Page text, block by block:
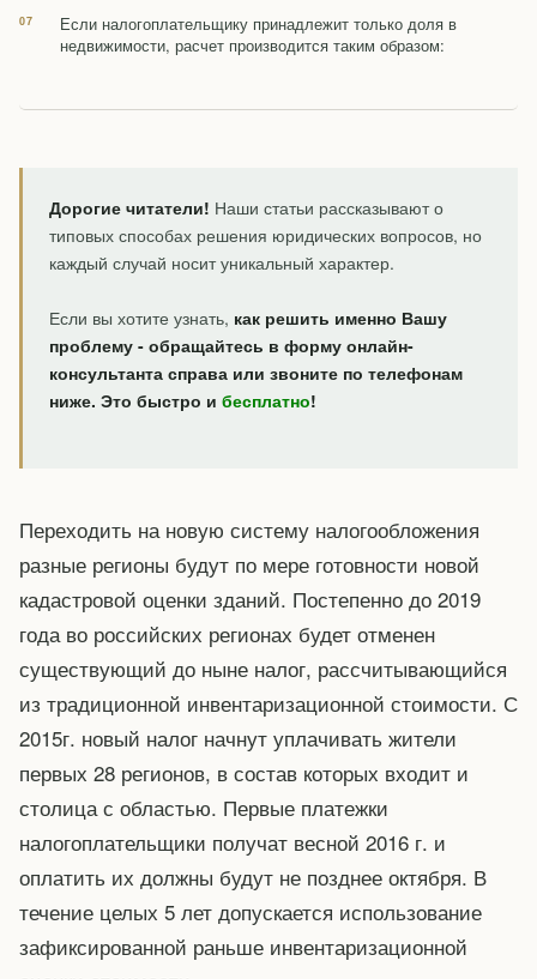
Если налогоплательщику принадлежит только доля в
недвижимости, расчет производится таким образом:
Дорогие читатели! Наши статьи рассказывают о
типовых способах решения юридических вопросов, но
каждый случай носит уникальный характер.
Если вы хотите узнать, как решить именно Вашу
проблему - обращайтесь в форму онлайн-
консультанта справа или звоните по телефонам
ниже. Это быстро и бесплатно!
Переходить на новую систему налогообложения
разные регионы будут по мере готовности новой
кадастровой оценки зданий. Постепенно до 2019
года во российских регионах будет отменен
существующий до ныне налог, рассчитывающийся
из традиционной инвентаризационной стоимости. С
2015г. новый налог начнут уплачивать жители
первых 28 регионов, в состав которых входит и
столица с областью. Первые платежки
налогоплательщики получат весной 2016 г. и
оплатить их должны будут не позднее октября. В
течение целых 5 лет допускается использование
зафиксированной раньше инвентаризационной